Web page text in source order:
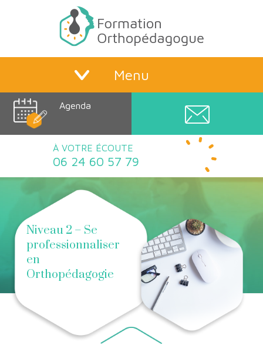
Menu
Agenda
À VOTRE ÉCOUTE
06 24 60 57 79
Niveau 2 – Se
professionnaliser
en
Orthopédagogie